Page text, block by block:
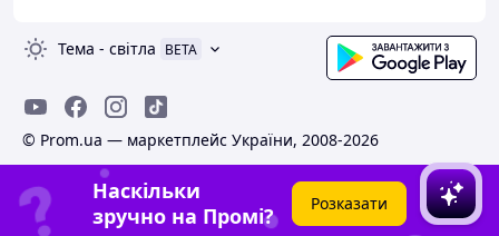
Тема - світла BETA
© Prom.ua — маркетплейс України, 2008-2026
Наскільки
зручно на Промі?
Розказати